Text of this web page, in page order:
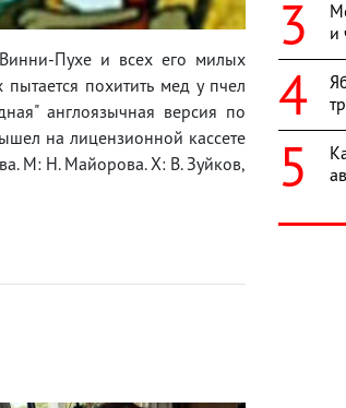
Пухе и всех его милых
похитить мед у пчел
англоязычная версия по
на лицензионной кассете
М: Н. Майорова. Х: В. Зуйков,
и